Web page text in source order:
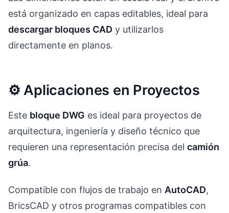
está organizado en capas editables, ideal para
descargar bloques CAD y utilizarlos
directamente en planos.
⚙️ Aplicaciones en Proyectos
Este bloque DWG es ideal para proyectos de
arquitectura, ingeniería y diseño técnico que
requieren una representación precisa del camión
grúa.
Compatible con flujos de trabajo en AutoCAD,
BricsCAD y otros programas compatibles con